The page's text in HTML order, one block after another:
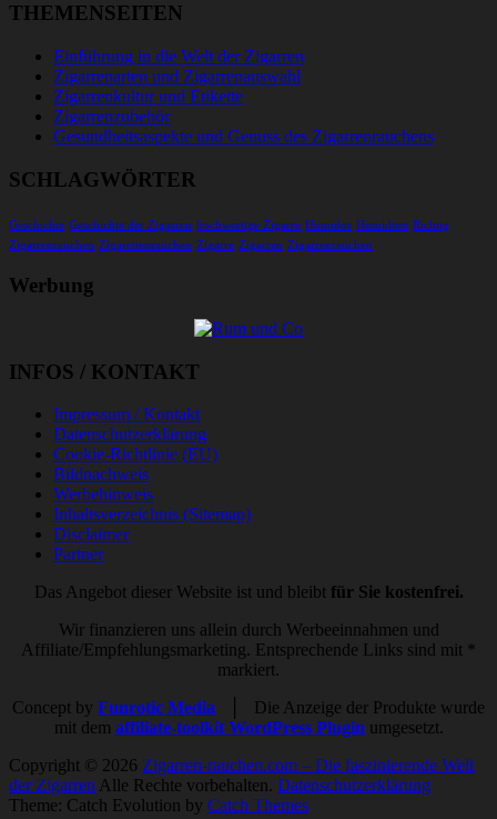
THEMENSEITEN
Einführung in die Welt der Zigarren
Zigarrenarten und Zigarrenauswahl
Zigarrenkultur und Etikette
Zigarrenzubehör
Gesundheitsaspekte und Genuss des Zigarrenrauchens
SCHLAGWÖRTER
Geschichte Geschichte der Zigarren hochwertige Zigarre Humidor Humidore Richtig
Zigarrenrauchen Zigarettenrauchen Zigarre Zigarren Zigarrenrauchen
Werbung
INFOS / KONTAKT
Impressum / Kontakt
Datenschutzerklärung
Cookie-Richtlinie (EU)
Bildnachweis
Werbehinweis
Inhaltsverzeichnis (Sitemap)
Disclaimer
Partner
Das Angebot dieser Website ist und bleibt für Sie kostenfrei.
Wir finanzieren uns allein durch Werbeeinnahmen und
Affiliate/Empfehlungsmarketing. Entsprechende Links sind mit *
markiert.
Concept by Funrotic Media │ Die Anzeige der Produkte wurde
mit dem affiliate-toolkit WordPress Pluginumgesetzt.
Copyright © 2026 Zigarren-rauchen.com – Die faszinierende Welt
der Zigarren Alle Rechte vorbehalten. Datenschutzerklärung
Theme: Catch Evolution by Catch Themes